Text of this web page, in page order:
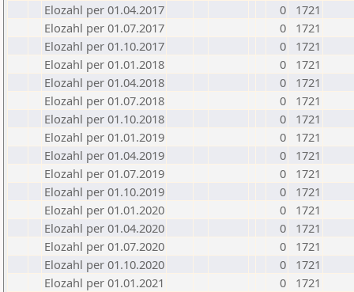
Elozahl per 01.04.2017
0
1721
Elozahl per 01.07.2017
0
1721
Elozahl per 01.10.2017
0
1721
Elozahl per 01.01.2018
0
1721
Elozahl per 01.04.2018
0
1721
Elozahl per 01.07.2018
0
1721
Elozahl per 01.10.2018
0
1721
Elozahl per 01.01.2019
0
1721
Elozahl per 01.04.2019
0
1721
Elozahl per 01.07.2019
0
1721
Elozahl per 01.10.2019
0
1721
Elozahl per 01.01.2020
0
1721
Elozahl per 01.04.2020
0
1721
Elozahl per 01.07.2020
0
1721
Elozahl per 01.10.2020
0
1721
Elozahl per 01.01.2021
0
1721